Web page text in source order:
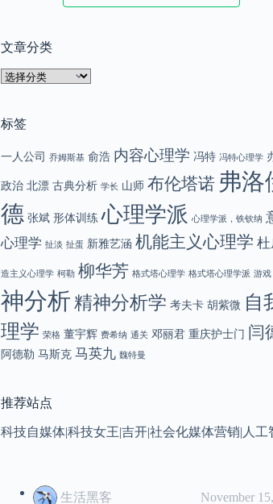
苹果推出新配件iPhone Pocket，售价1299元起
2025.02.02
15:24 那些被阉割的名言
15:22
文章分类
文
类
标签
一人公司 乔姆斯基 俞浩 内容心理学 冯特 冯特心理学
政治 北漂 古典分析 学长 山师 布伦塔诺 弗洛
德 张斌 形体训练 心理学派 心理学派，铁钦纳
心理学 扯淡 扯蛋 新雅艺涵 机能主义心理学
造主义心理学 柯勒 柳华芳 格式塔心理学 格式塔心理学派 游戏
神分析精神分析学 考夫卡 胡紫微 自
理学 荣格 董宇辉 费希纳 通关 邓丽君 重庆护士门 闫
阿德勒 马斯克 马英九 魏特曼
推荐站点
科技自媒体|科技女王|吉开|社会化媒体营销| 人工
生活黑客 November